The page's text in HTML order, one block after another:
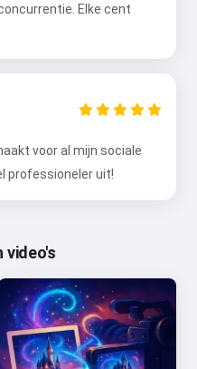
Elke cent
voor al mijn sociale
professioneler uit!
video's